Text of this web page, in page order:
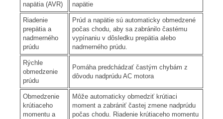
napätia (AVR)
napätie
Riadenie
prepätia a
nadmerného
prúdu
Prúd a napätie sú automaticky obmedzené
počas chodu, aby sa zabránilo častému
vypínaniu v dôsledku prepätia alebo
nadmerného prúdu.
Rýchle
obmedzenie
prúdu
Pomáha predchádzať častým chybám z
dôvodu nadprúdu AC motora
Obmedzenie
krútiaceho
momentu a
Môže automaticky obmedziť krútiaci
moment a zabrániť častej zmene nadprúdu
počas chodu. Riadenie krútiaceho momentu